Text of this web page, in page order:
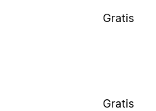
Gratis
Gratis